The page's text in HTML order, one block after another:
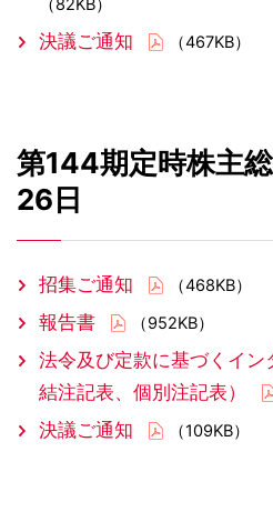
（82KB）
決議ご通知 （467KB）
第144期定時株主
26日
招集ご通知 （468KB）
報告書 （952KB）
法令及び定款に基づくイ
結注記表、個別注記表）
決議ご通知 （109KB）